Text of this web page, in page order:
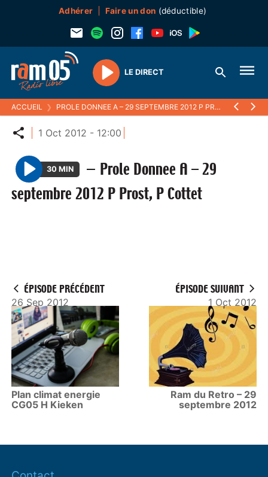
Adhérer Faire un don (déductible)
Play
LE DIRECT
ACCUEIL ❯ PROLE DONNEE A – 29 SEPTEMBRE 2012 P PROST, P COTTET
Partager
1 Oct 2012 - 12:00
P
l
30 MIN — Prole Donnee A – 29
septembre 2012 P Prost, P Cottet
ÉPISODE PRÉCÉDENT
26 Sep 2012
Plan climat energie
CG05 H Kieken
ÉPISODE SUIVANT
1 Oct 2012
Ram du Retro – 29
septembre 2012